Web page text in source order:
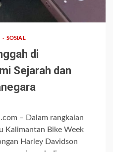
SOSIAL
di
Sejarah dan
– Dalam rangkaian
Kalimantan Bike Week
Harley Davidson